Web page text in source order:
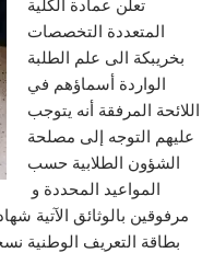
المتعددة التخصصات
بخريبكة الى علم الطلبة
الواردة أسماؤهم في
اللائحة المرفقة أنه يتوجب
عليهم التوجه إلى مصلحة
الشؤون الطلابية حسب
المواعيد المحددة و
بطاقة التعريف الوطنية